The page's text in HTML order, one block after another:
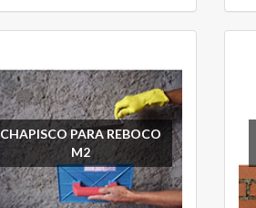
CHAPISCO PARA REBOCO
M2